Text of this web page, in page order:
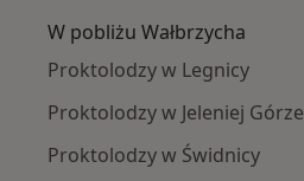
W pobliżu Wałbrzycha
Proktolodzy w Legnicy
Proktolodzy w Jeleniej Górze
Proktolodzy w Świdnicy